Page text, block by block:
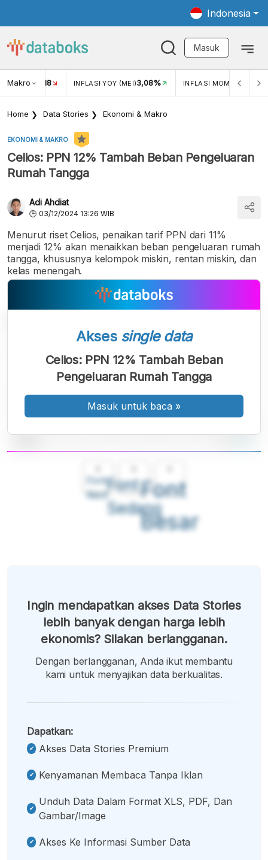
Indonesia
Masuk
Makro
USD/IDR 18 INFLASI YOY (MEI)3,08% INFLASI MOM (MEI)
Home Data Stories Ekonomi & Makro
EKONOMI & MAKRO
Celios: PPN 12% Tambah Beban Pengeluaran
Rumah Tangga
Adi Ahdiat
03/12/2024 13:26 WIB
Menurut riset Celios, penaikan tarif PPN dari 11%
menjadi 12% akan menaikkan beban pengeluaran rumah
tangga, khususnya kelompok miskin, rentan miskin, dan
kelas menengah.
Font
Kecil
Font
Sedang
Font
Besar
Akses single data
Celios: PPN 12% Tambah Beban
Pengeluaran Rumah Tangga
Masuk untuk baca »
Ingin mendapatkan akses Data Stories
lebih banyak dengan harga lebih
ekonomis? Silakan berlangganan.
Dengan berlangganan, Anda ikut membantu
kami untuk menyajikan data berkualitas.
Dapatkan:
Akses Data Stories Premium
Kenyamanan Membaca Tanpa Iklan
Unduh Data Dalam Format XLS, PDF, Dan
Gambar/image
Akses Ke Informasi Sumber Data